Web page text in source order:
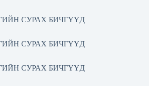
СУРАХ БИЧГҮҮД
СУРАХ БИЧГҮҮД
СУРАХ БИЧГҮҮД